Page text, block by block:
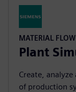
MATERIAL
Plant
Create,
of production